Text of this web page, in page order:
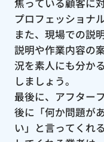
プロフェッショナ
また、現場での説
説明や作業内容の
況を素人にも分か
しましょう。
最後に、アフター
後に「何か問題が
い」と言ってくれ